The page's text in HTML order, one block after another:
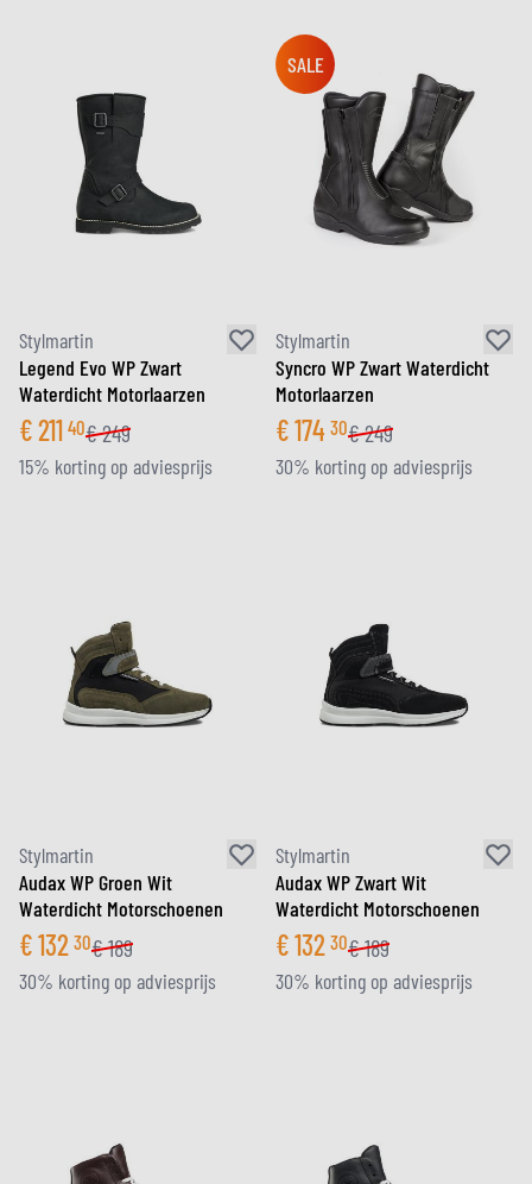
Stylmartin
Legend Evo WP Zwart
Waterdicht Motorlaarzen
€211 40€249
15% korting op adviesprijs
SALE
Stylmartin
Syncro WP Zwart Waterdicht
Motorlaarzen
€174 30€249
30% korting op adviesprijs
Stylmartin
Audax WP Groen Wit
Waterdicht Motorschoenen
€132 30€189
30% korting op adviesprijs
Stylmartin
Audax WP Zwart Wit
Waterdicht Motorschoenen
€132 30€189
30% korting op adviesprijs